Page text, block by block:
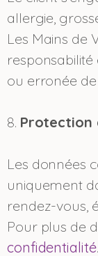
allergie,
Les Mains de
responsabilité
ou erronée
8. Protection
Les données
uniquement
rendez-vous,
Pour plus de
confidentialité.